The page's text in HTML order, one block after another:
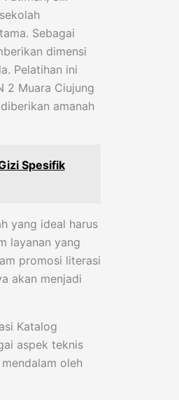
Sebagai
dimensi
Pelatihan ini
2 Muara Ciujung
amanah
Spesifik
yang ideal harus
layanan yang
promosi literasi
akan menjadi
Katalog
aspek teknis
oleh